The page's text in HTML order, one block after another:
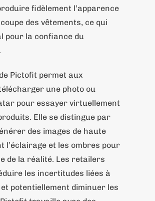
fidèlement l’apparence
des vêtements, ce qui
pour la confiance du
Pictofit permet aux
une photo ou
pour essayer virtuellement
Elle se distingue par
des images de haute
l’éclairage et les ombres pour
de la réalité. Les retailers
les incertitudes liées à
et potentiellement diminuer les